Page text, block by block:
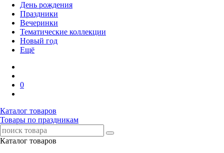
День рождения
Праздники
Вечеринки
Тематические коллекции
Новый год
Ещё
0
Каталог товаров
Товары по праздникам
Каталог товаров